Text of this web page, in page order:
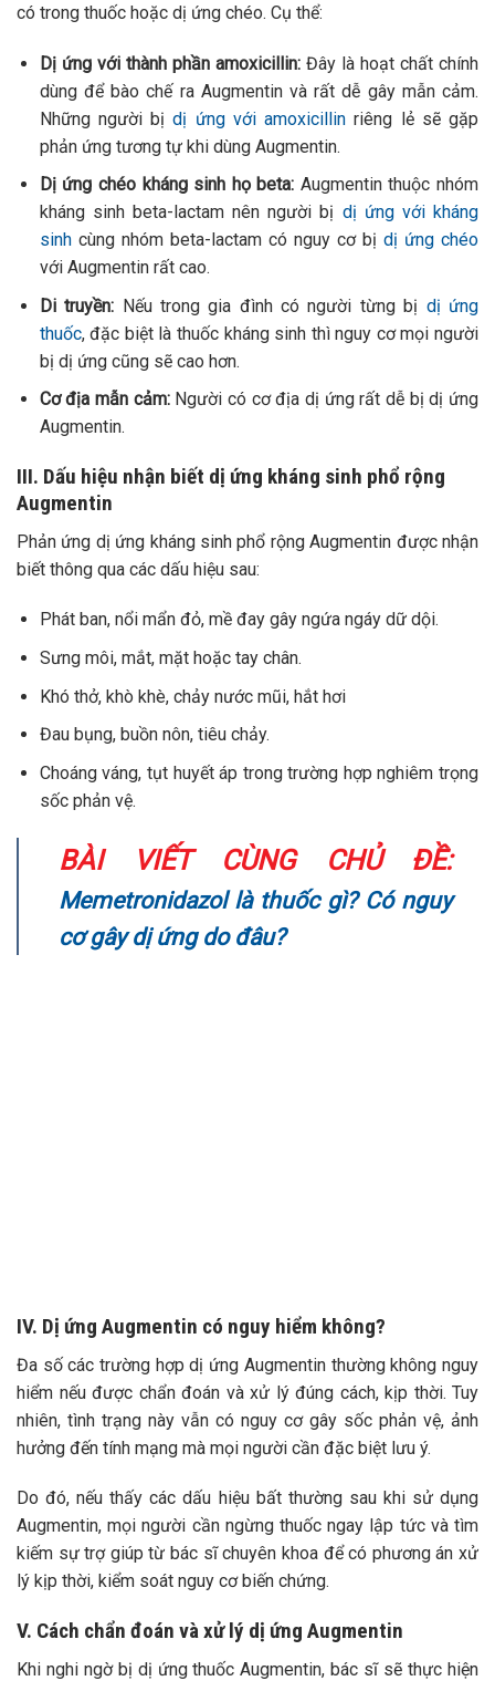
có trong thuốc hoặc dị ứng chéo. Cụ thể:
Dị ứng với thành phần amoxicillin:Đây là hoạt chất chính
dùng để bào chế ra Augmentin và rất dễ gây mẫn cảm.
Những người bịdị ứng với amoxicillin riêng lẻ sẽ gặp
phản ứng tương tự khi dùng Augmentin.
Dị ứng chéo kháng sinh họ beta: Augmentin thuộc nhóm
kháng sinh beta-lactam nên người bị dị ứng với kháng
sinhcùng nhóm beta-lactam có nguy cơ bị dị ứng chéo
với Augmentin rất cao.
Di truyền: Nếu trong gia đình có người từng bị dị ứng
thuốc, đặc biệt là thuốc kháng sinh thì nguy cơ mọi người
bị dị ứng cũng sẽ cao hơn.
Cơ địa mẫn cảm:Người có cơ địa dị ứng rất dễ bị dị ứng
Augmentin.
III. Dấu hiệu nhận biết dị ứng kháng sinh phổ rộng
Augmentin
Phản ứng dị ứng kháng sinh phổ rộng Augmentin được nhận
biết thông qua các dấu hiệu sau:
Phát ban, nổi mẩn đỏ, mề đay gây ngứa ngáy dữ dội.
Sưng môi, mắt, mặt hoặc tay chân.
Khó thở, khò khè, chảy nước mũi, hắt hơi
Đau bụng, buồn nôn, tiêu chảy.
Choáng váng, tụt huyết áp trong trường hợp nghiêm trọng
sốc phản vệ.
BÀI VIẾT CÙNG CHỦ ĐỀ:
Memetronidazol là thuốc gì? Có nguy
cơ gây dị ứng do đâu?
IV. Dị ứng Augmentin có nguy hiểm không?
Đa số các trường hợp dị ứng Augmentin thường không nguy
hiểm nếu được chẩn đoán và xử lý đúng cách, kịp thời. Tuy
nhiên, tình trạng này vẫn có nguy cơ gây sốc phản vệ, ảnh
hưởng đến tính mạng mà mọi người cần đặc biệt lưu ý.
Do đó, nếu thấy các dấu hiệu bất thường sau khi sử dụng
Augmentin, mọi người cần ngừng thuốc ngay lập tức và tìm
kiếm sự trợ giúp từ bác sĩ chuyên khoa để có phương án xử
lý kịp thời, kiểm soát nguy cơ biến chứng.
V. Cách chẩn đoán và xử lý dị ứng Augmentin
Khi nghi ngờ bị dị ứng thuốc Augmentin, bác sĩ sẽ thực hiện